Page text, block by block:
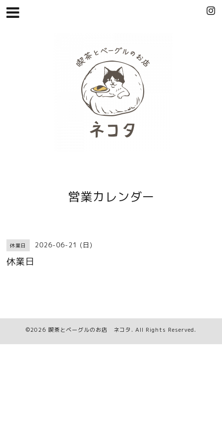
営業カレンダー
休業日 2026-06-21 (日)
休業日
©2026 喫茶とベーグルのお店 ネコタ . All Rights Reserved.